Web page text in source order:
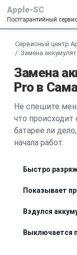
Apple-SC
Постгарантийный сервис
Сервисный центр
Замена
Замена
Pro в
Не спешите
что
батарее ли
начала работ.
Быстро
Показывает
Вздулся
Выключается